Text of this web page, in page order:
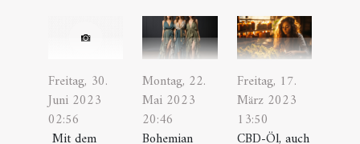
Freitag, 30.
Juni 2023
02:56
Mit dem
Montag, 22.
Mai 2023
20:46
Bohemian
Freitag, 17.
März 2023
13:50
CBD-Öl, auch